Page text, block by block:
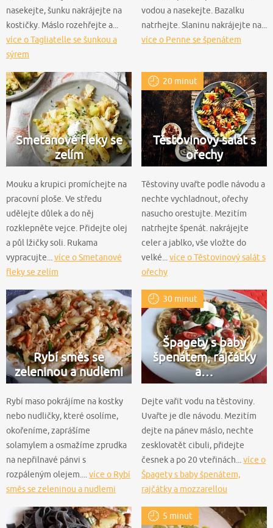
nasekejte, šunku nakrájejte na
kostičky. Máslo rozehřejte a...
více o Tagliatelle se šunkou a
sýrem
vodou a nasekejte. Bazalku
natrhejte. Slaninu nakrájejte na...
více o Penne se špenátem
Smetanové fleky se
zelím
Mouku a krupici promíchejte na
pracovní ploše. Ve středu
udělejte důlek a do něj
rozklepněte vejce. Přidejte olej
a půl lžičky soli. Rukama
vypracujte... více o Smetanové
fleky se zelím
20 minut
Těstovinový salát s
ořechy
Těstoviny uvařte podle návodu a
nechte vychladnout, ořechy
nasucho orestujte. Mezitím
natrhejte špenát. nakrájejte
celer a jablko, vše vložte do
velké... více o Těstovinový salát s
ořechy
Rybí směs se
zeleninou a nudlemi
Rybí maso pokrájíme na kostky
nebo nudličky, které osolíme,
okořeníme, zaprášíme
solamylem a osmažíme zprudka
na nepřilnavé pánvi s
rozpáleným olejem.... více o Rybí
směs se zeleninou a nudlemi
30 minut
Špagety s baby
špenátem, rajčátky
a…
Dejte vařit vodu na těstoviny.
Uvařte je dle návodu. Mezitím
dejte na pánev máslo, nechte
zesklovatět cibuli, přidejte
česnek a po 20 vteřinách... více o
Špagety s baby špenátem,
rajčátky a mozzarellou
5 minut